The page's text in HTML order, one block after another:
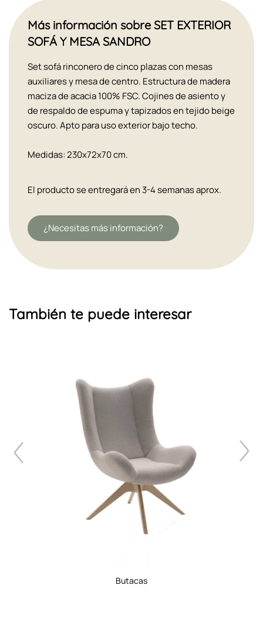
Más información sobre SET EXTERIOR
SOFÁ Y MESA SANDRO
Set sofá rinconero de cinco plazas con mesas
auxiliares y mesa de centro. Estructura de madera
maciza de acacia 100% FSC. Cojines de asiento y
de respaldo de espuma y tapizados en tejido beige
oscuro. Apto para uso exterior bajo techo.
Medidas: 230x72x70 cm.
El producto se entregará en 3-4 semanas aprox.
¿Necesitas más información?
También te puede interesar
butacas